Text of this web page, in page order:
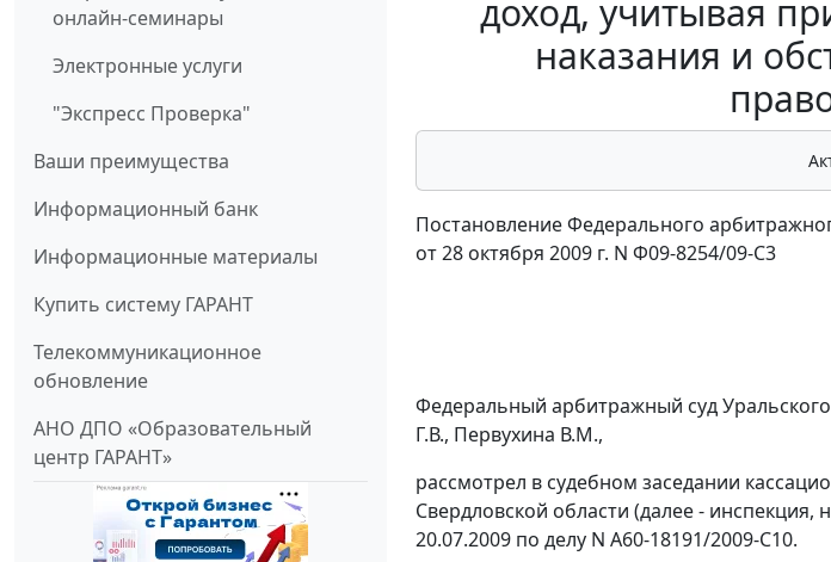
онлайн-семинары
Электронные услуги
"Экспресс Проверка"
Ваши преимущества
Информационный банк
Информационные материалы
Купить систему ГАРАНТ
Телекоммуникационное
обновление
АНО ДПО «Образовательный
центр ГАРАНТ»
доход, учитывая
наказания и
Постановление Федерального
от 28 октября 2009 г. N Ф09-8254/09-С3
Федеральный арбитражный суд
Г.В., Первухина В.М.,
рассмотрел в судебном заседании
Свердловской области (далее -
20.07.2009 по делу N А60-18191/2009-С10.